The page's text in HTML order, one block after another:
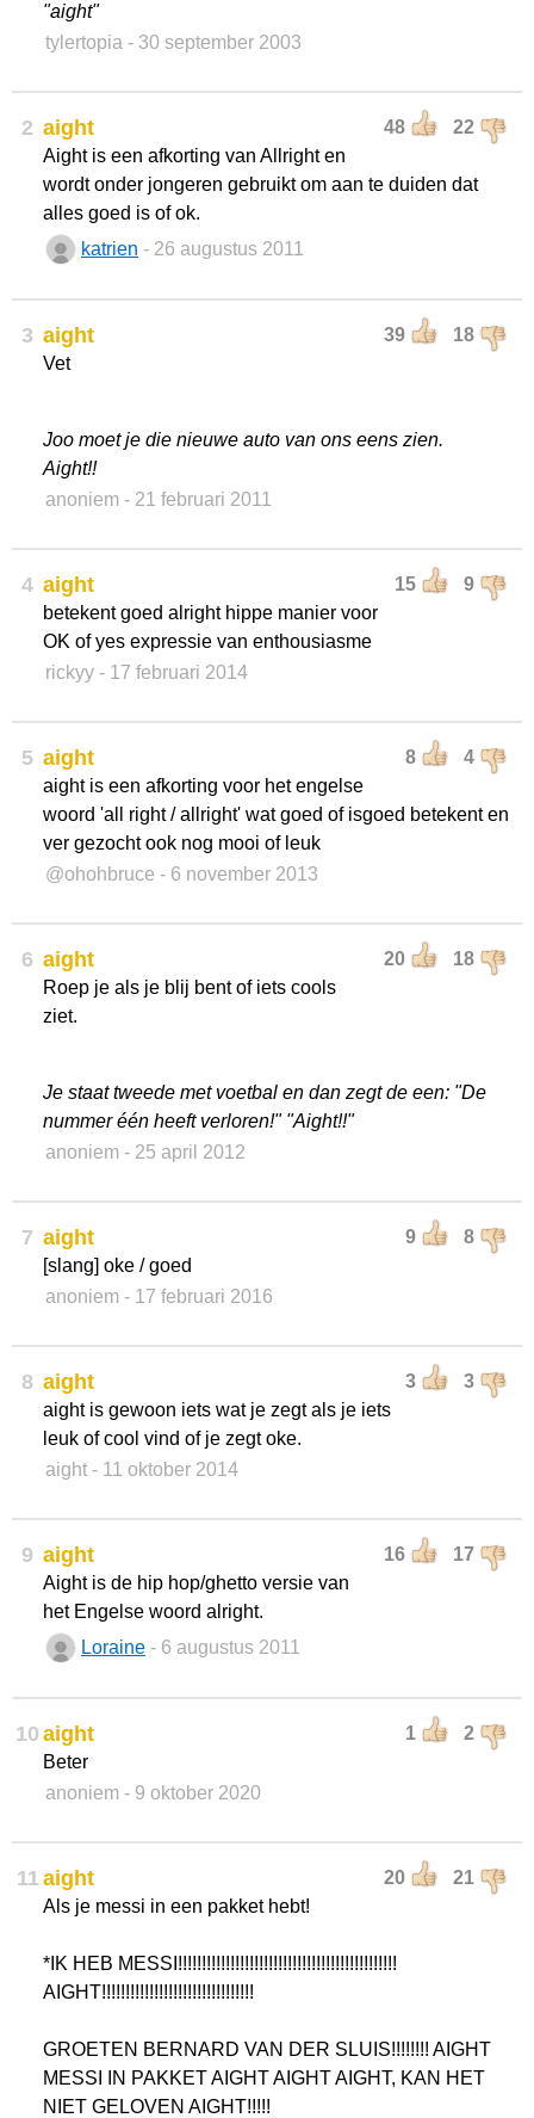
"aight"
tylertopia - 30 september 2003
2 48 22
aight
Aight is een afkorting van Allright en
wordt onder jongeren gebruikt om aan te duiden dat
alles goed is of ok.
katrien - 26 augustus 2011
3 39 18
aight
Vet
Joo moet je die nieuwe auto van ons eens zien.
Aight!!
anoniem - 21 februari 2011
4 15 9
aight
betekent goed alright hippe manier voor
OK of yes expressie van enthousiasme
rickyy - 17 februari 2014
5 8 4
aight
aight is een afkorting voor het engelse
woord 'all right / allright' wat goed of isgoed betekent en
ver gezocht ook nog mooi of leuk
@ohohbruce - 6 november 2013
6 20 18
aight
Roep je als je blij bent of iets cools
ziet.
Je staat tweede met voetbal en dan zegt de een: "De
nummer één heeft verloren!" "Aight!!"
anoniem - 25 april 2012
7 9 8
aight
[slang] oke / goed
anoniem - 17 februari 2016
8 3 3
aight
aight is gewoon iets wat je zegt als je iets
leuk of cool vind of je zegt oke.
aight - 11 oktober 2014
9 16 17
aight
Aight is de hip hop/ghetto versie van
het Engelse woord alright.
Loraine - 6 augustus 2011
10 1 2
aight
Beter
anoniem - 9 oktober 2020
11 20 21
aight
Als je messi in een pakket hebt!
*IK HEB MESSI!!!!!!!!!!!!!!!!!!!!!!!!!!!!!!!!!!!!!!!!!!!!!!
AIGHT!!!!!!!!!!!!!!!!!!!!!!!!!!!!!!!!
GROETEN BERNARD VAN DER SLUIS!!!!!!!! AIGHT
MESSI IN PAKKET AIGHT AIGHT AIGHT, KAN HET
NIET GELOVEN AIGHT!!!!!